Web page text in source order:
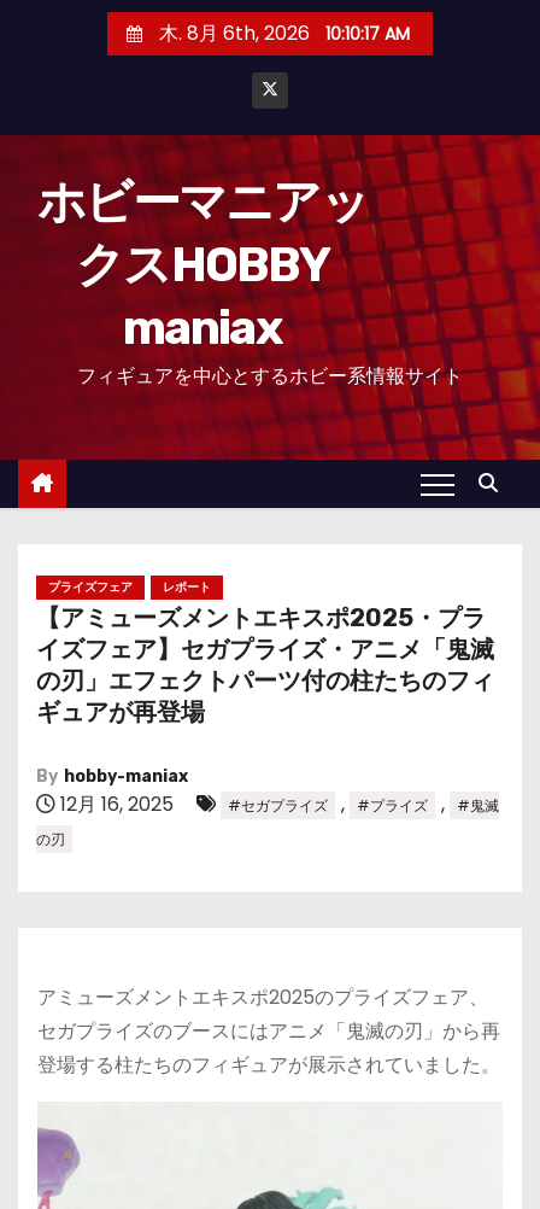
木. 8月 6th, 2026 10:10:18 AM
ホビーマニアッ
クスHOBBY
maniax
フィギュアを中心とするホビー系情報サイト
プライズフェア レポート
【アミューズメントエキスポ2025・プラ
イズフェア】セガプライズ・アニメ「鬼滅
の刃」エフェクトパーツ付の柱たちのフィ
ギュアが再登場
By hobby-maniax
12月 16, 2025 #セガプライズ , #プライズ ,
#鬼滅
の刃
アミューズメントエキスポ2025のプライズフェア、
セガプライズのブースにはアニメ「鬼滅の刃」から再
登場する柱たちのフィギュアが展示されていました。